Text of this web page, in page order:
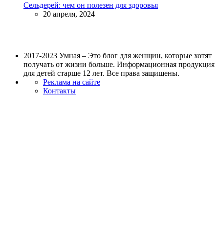
Сельдерей: чем он полезен для здоровья
20 апреля, 2024
2017-2023 Умная – Это блог для женщин, которые хотят
получать от жизни больше. Информационная продукция
для детей старше 12 лет. Все права защищены.
Реклама на сайте
Контакты